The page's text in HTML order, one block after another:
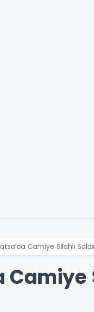
Camiye Silahlı
Camiye